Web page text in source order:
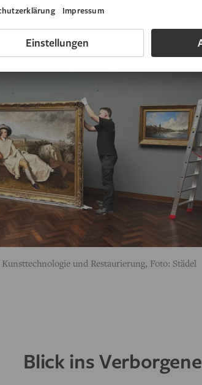
und Restaurierung, Foto: Städel
Blick ins Verborgene